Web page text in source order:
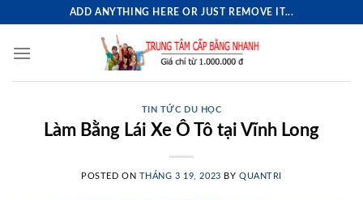
content
ADD ANYTHING HERE OR JUST REMOVE IT...
TIN TỨC DU HỌC
Làm Bằng Lái Xe Ô Tô tại Vĩnh Long
POSTED ON THÁNG 3 19, 2023 BY QUANTRI